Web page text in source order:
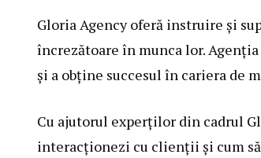
Gloria Agency oferă instruire și
încrezătoare în munca lor.
și a obține succesul în cariera de
Cu ajutorul experților din cadrul
interacționezi cu clienții și cum